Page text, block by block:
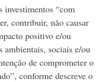
investimentos “com
contribuir, não causar
positivo e/ou
ambientais, sociais e/ou
de comprometer o
conforme descreve o